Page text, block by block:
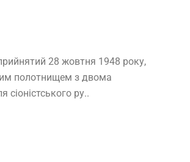
28 жовтня 1948 року,
полотнищем з двома
ру..